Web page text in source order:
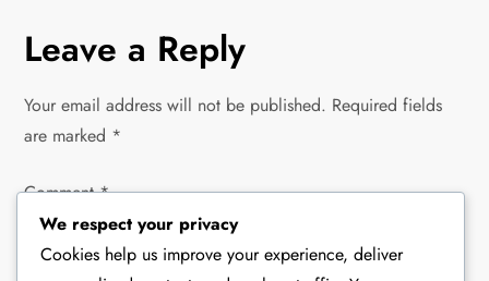
n
a
v
i
Leave a Reply
Your email address will not be published. Required fields
are marked *
Comment*
We respect your privacy
Cookies help us improve your experience, deliver